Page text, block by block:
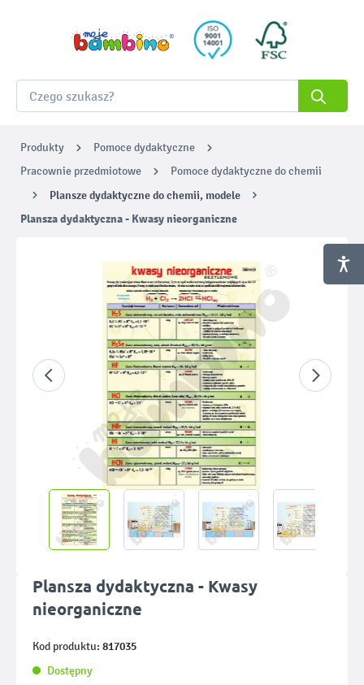
Produkty
Pomoce dydaktyczne
Pracownie przedmiotowe
Pomoce dydaktyczne do chemii
Plansze dydaktyczne do chemii, modele
Plansza dydaktyczna - Kwasy nieorganiczne
Plansza dydaktyczna - Kwasy
nieorganiczne
Kod produktu: 817035
Dostępny